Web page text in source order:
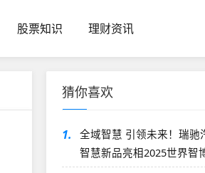
股票知识 理财资讯
猜你喜欢
1.
全域智慧 引领未来！瑞驰
智慧新品亮相2025世界智